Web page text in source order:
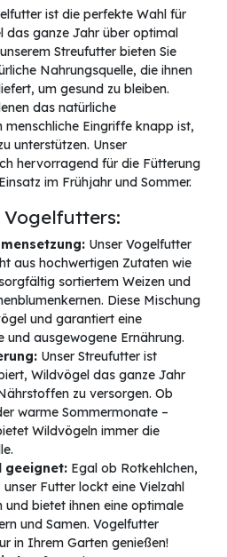
ist die perfekte Wahl für
das ganze Jahr über optimal
Streufutter bieten Sie
Nahrungsquelle, die ihnen
um gesund zu bleiben.
das natürliche
Eingriffe knapp ist,
unterstützen. Unser
hervorragend für die Fütterung
im Frühjahr und Sommer.
Vogelfutters:
Unser Vogelfutter
aus hochwertigen Zutaten wie
sortiertem Weizen und
Diese Mischung
und garantiert eine
und ausgewogene Ernährung.
Unser Streufutter ist
Wildvögel das ganze Jahr
zu versorgen. Ob
warme Sommermonate –
Wildvögeln immer die
geeignet: Egal ob Rotkehlchen,
Futter lockt eine Vielzahl
und bietet ihnen eine optimale
und Samen. Vogelfutter
in Ihrem Garten genießen!